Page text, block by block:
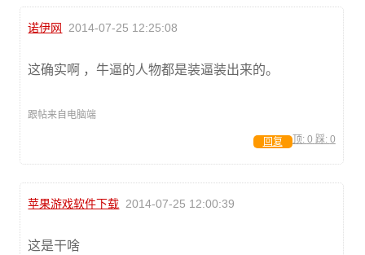
诺伊网 2014-07-25 12:25:08
这确实啊 ，牛逼的人物都是装逼装出来的。
跟帖来自电脑端
顶: 0 踩: 0
回复
苹果游戏软件下载 2014-07-25 12:00:39
这是干啥